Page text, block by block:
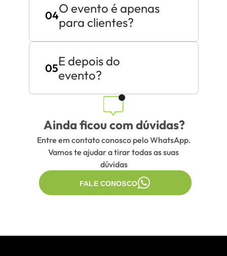
04O evento é apenas
para clientes?
05E depois do
evento?
Ainda ficou com dúvidas?
Entre em contato conosco pelo WhatsApp.
Vamos te ajudar a tirar todas as suas
dúvidas
FALE CONOSCO